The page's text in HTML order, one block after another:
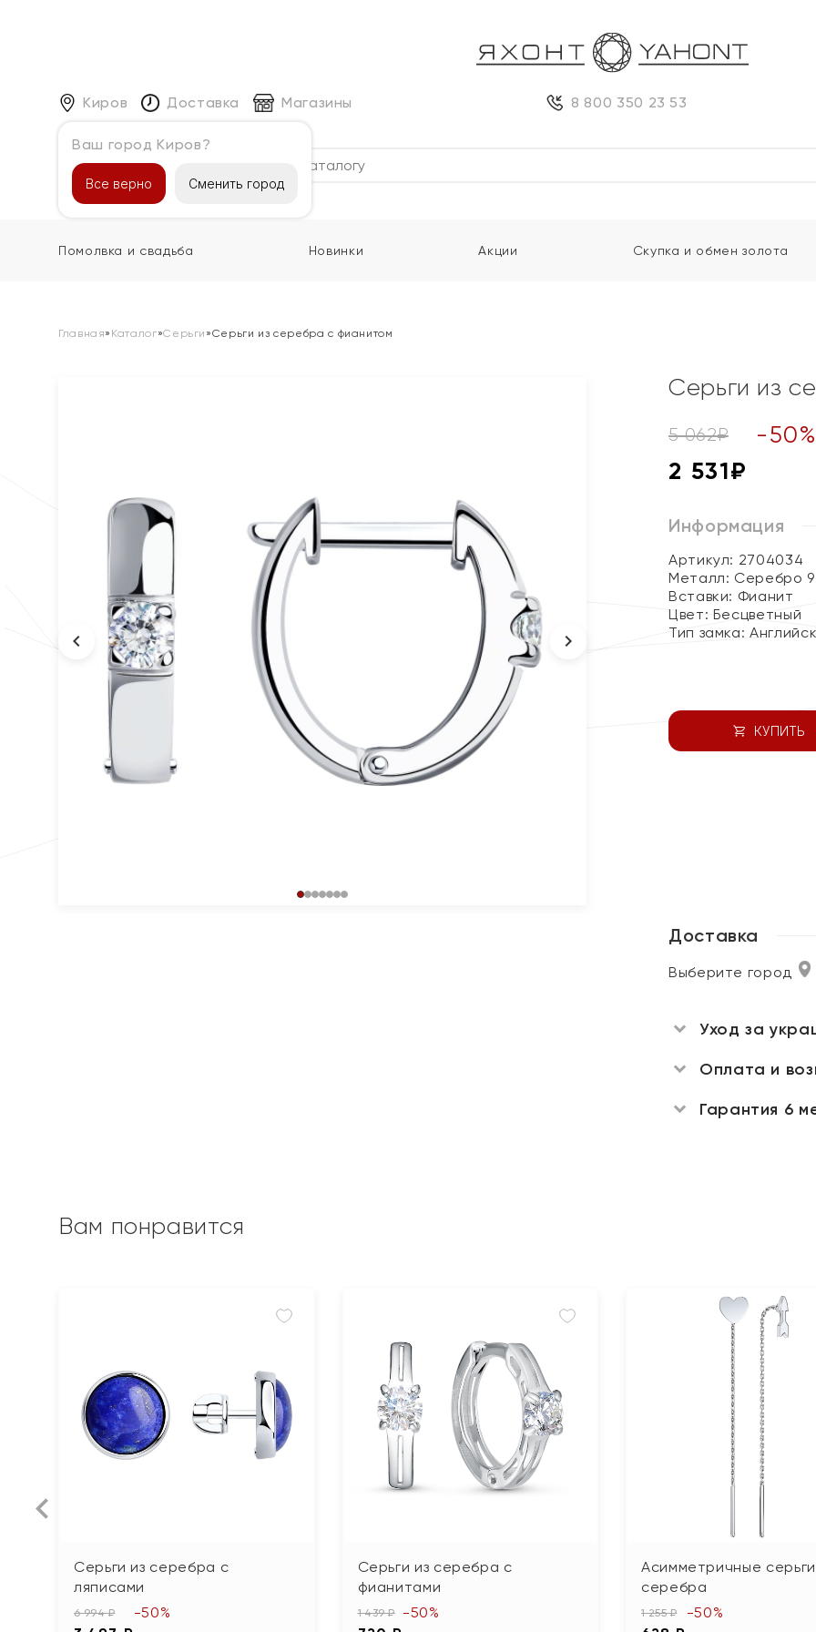
Киров
Ваш город Киров?
Все верно Сменить город
Доставка Магазины 8 800 350 23 53
Каталог
Помолвка и свадьба Новинки Акции Скупка и обмен золота
Главная» Каталог»Серьги »Серьги из серебра с фианитом
Серьги из
5 062₽ -50%
2 531₽
Информация
Артикул: 2704034
Металл: Серебро
Вставки: Фианит
Цвет: Бесцветный
Тип замка:
КУПИТЬ
Доставка
Выберите город
Уход за
Оплата и
Гарантия 6
Вам понравится
Серьги из серебра с
ляписами
6 994 ₽ -50%
Серьги из серебра с
фианитами
1 439 ₽ -50%
Асимметричные серьги
серебра
1 255 ₽ -50%